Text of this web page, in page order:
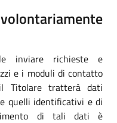
inviare richieste e
e i moduli di contatto
Titolare tratterà dati
quelli identificativi e di
di tali dati è